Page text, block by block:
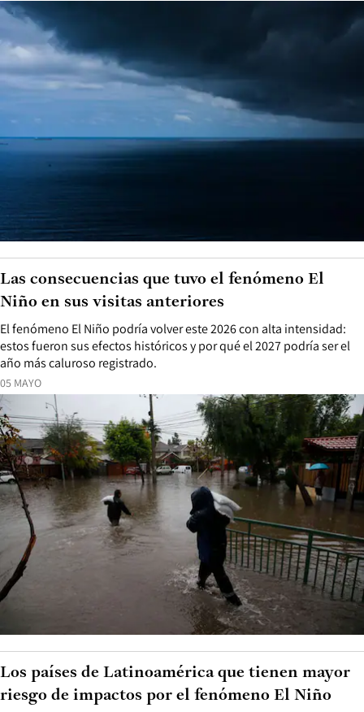
05 MAYO
El fenómeno El Niño podría volver este 2026 con alta intensidad:
estos fueron sus efectos históricos y por qué el 2027 podría ser el
año más caluroso registrado.
Las consecuencias que tuvo el fenómeno El
Niño en sus visitas anteriores
Los países de Latinoamérica que tienen mayor
riesgo de impactos por el fenómeno El Niño